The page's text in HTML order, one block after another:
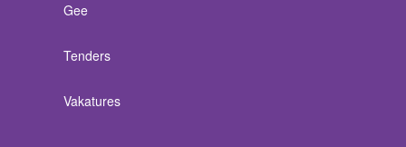
Gee
Tenders
Vakatures